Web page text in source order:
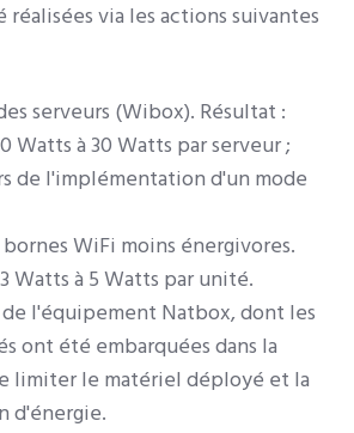
réalisées via les actions suivantes
serveurs (Wibox). Résultat :
Watts à 30 Watts par serveur ;
de l'implémentation d'un mode
WiFi moins énergivores.
Watts à 5 Watts par unité.
l'équipement Natbox, dont les
ont été embarquées dans la
limiter le matériel déployé et la
d'énergie.